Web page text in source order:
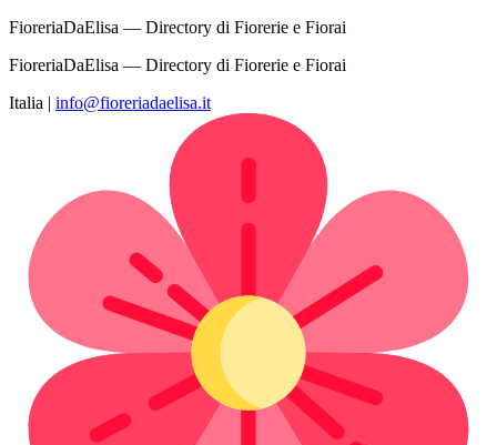
FioreriaDaElisa — Directory di Fiorerie e Fiorai
FioreriaDaElisa — Directory di Fiorerie e Fiorai
Italia | info@fioreriadaelisa.it